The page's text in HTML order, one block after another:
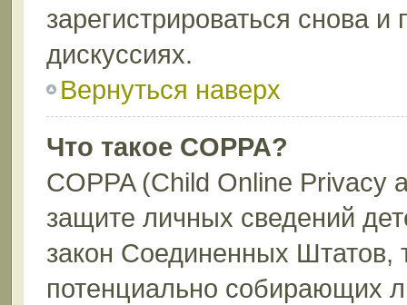
зарегистрироваться снова и
дискуссиях.
Вернуться наверх
Что такое COPPA?
COPPA (Child Online Privacy
защите личных сведений
закон Соединенных Штатов,
потенциально собирающих